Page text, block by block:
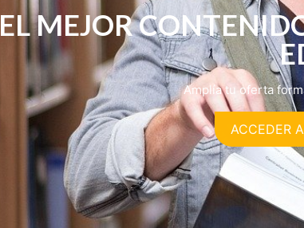
EL MEJOR
Amplía tu oferta
ACCEDER